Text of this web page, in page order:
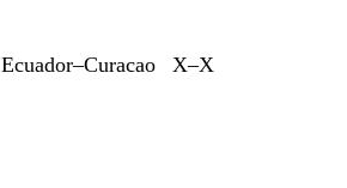
Ecuador–Curacao X–X